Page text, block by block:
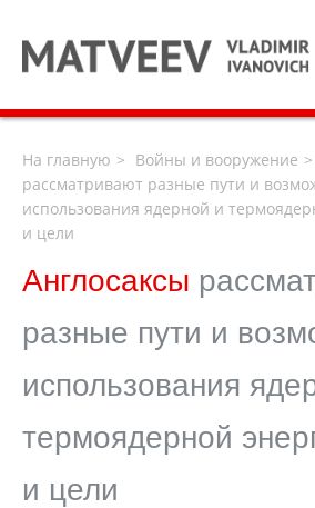
На главную Войны и вооружение
рассматривают разные пути и
использования ядерной и
и цели
Англосаксы
разные пути и
использования
термоядерной
и цели